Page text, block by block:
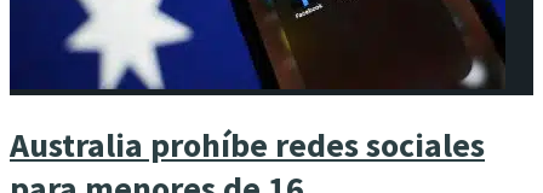
Australia prohíbe redes sociales